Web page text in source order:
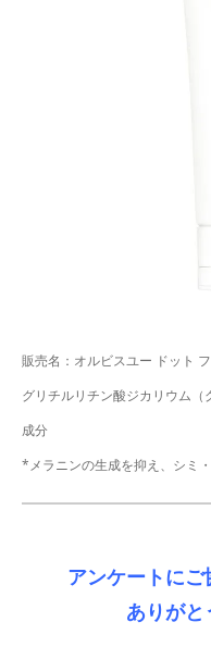
販売名：オルビスユー ドット
グリチルリチン酸ジカリウム
成分
*メラニンの生成を抑え、シミ
アンケートに
ありがと